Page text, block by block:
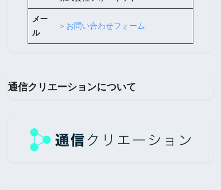
メー
ル
＞お問い合わせフォーム
通信クリエーションについて